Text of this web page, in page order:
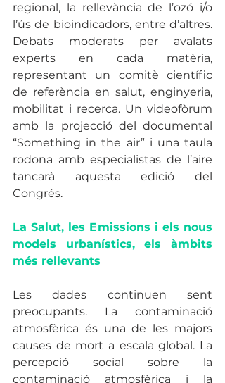
regional, la rellevància de l’ozó i/o
l’ús de bioindicadors, entre d’altres.
Debats moderats per avalats
experts en cada matèria,
representant un comitè científic
de referència en salut, enginyeria,
mobilitat i recerca. Un videofòrum
amb la projecció del documental
“Something in the air” i una taula
rodona amb especialistas de l’aire
tancarà aquesta edició del
Congrés.
La Salut, les Emissions i els nous
models urbanístics, els àmbits
més rellevants
Les dades continuen sent
preocupants. La contaminació
atmosfèrica és una de les majors
causes de mort a escala global. La
percepció social sobre la
contaminació atmosfèrica i la